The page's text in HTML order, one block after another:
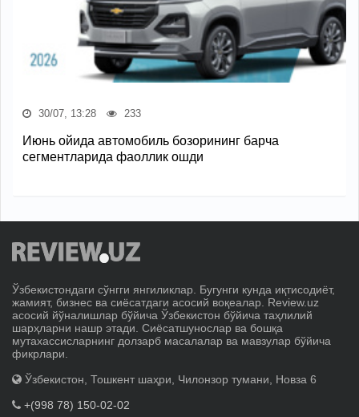
30/07, 13:28 233
Июнь ойида автомобиль бозорининг барча
сегментларида фаоллик ошди
Ўзбекистондаги сўнгги янгиликлар. Бугунги кунда иқтисодиёт,
жамият, бизнес ва сиёсатдаги асосий воқеалар. Review.uz
асосий йўналишлар бўйича Ўзбекистон бўйича таҳлилий
шарҳларни нашр этади. Сиёсатшунослар ва бошқа
мутахассисларнинг долзарб масалалар ва мавзулар бўйича
фикрлари.
Ўзбекистон, Тошкент шаҳри, Чилонзор тумани, Новза 6
+(998 78) 150-02-02